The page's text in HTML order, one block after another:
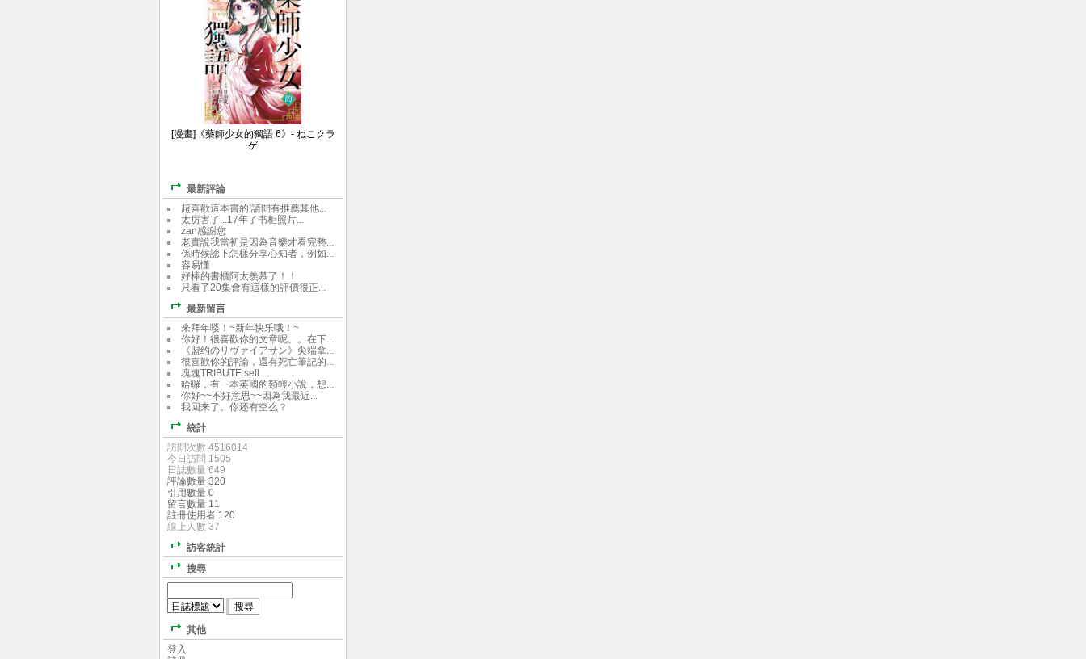
[漫畫]《藥師少女的獨語 6》- ねこクラ
ゲ
最新評論
超喜歡這本書的!請問有推薦其他...
太厉害了...17年了书柜照片...
zan感謝您
老實說我當初是因為音樂才看完整...
係時候諗下怎樣分享心知者，例如...
容易懂
好棒的書櫃阿太羨慕了！！
只看了20集會有這樣的評價很正...
最新留言
来拜年喽！~新年快乐哦！~
你好！很喜歡你的文章呢。。在下...
《盟约のリヴァイアサン》尖端拿...
很喜歡你的評論，還有死亡筆記的...
塊魂TRIBUTE sell ...
哈囉，有ㄧ本英國的類輕小說，想...
你好~~不好意思~~因為我最近...
我回来了。你还有空么？
統計
訪問次數 4516014
今日訪問 1505
日誌數量 649
評論數量 320
引用數量 0
留言數量 11
註冊使用者 120
線上人數 37
訪客統計
搜尋
其他
登入